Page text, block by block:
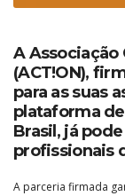
A Associação
(ACT!ON),
para as suas
plataforma
Brasil, já
profissionais
A parceria firmada